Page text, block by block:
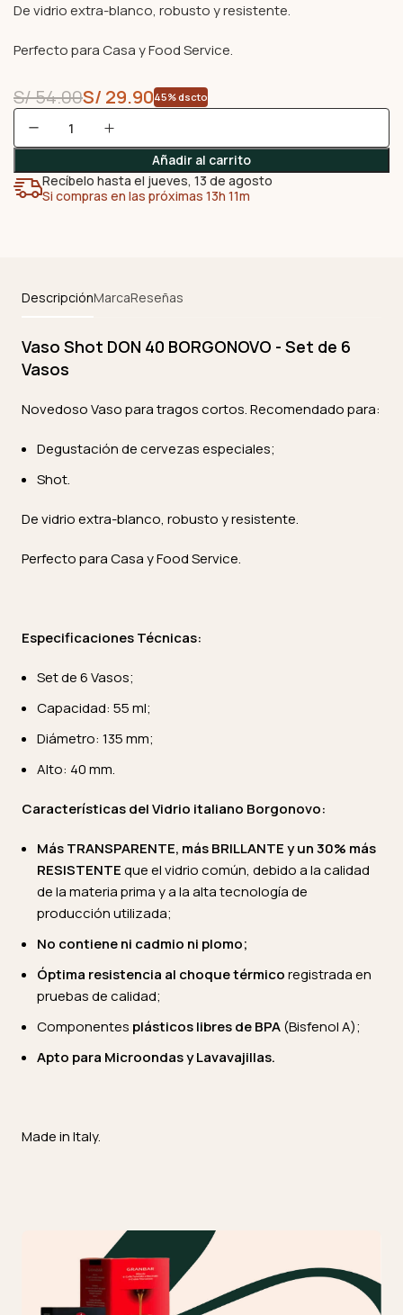
De vidrio extra-blanco, robusto y resistente.
Perfecto para Casa y Food Service.
S/54.00S/ 29.9045% dscto
Añadir al carrito
Recíbelo hasta el jueves, 13 de agosto
Si compras en las próximas 13h 11m
DescripciónMarcaReseñas
Vaso Shot DON 40 BORGONOVO - Set de 6
Vasos
Novedoso Vaso para tragos cortos. Recomendado para:
Degustación de cervezas especiales;
Shot.
De vidrio extra-blanco, robusto y resistente.
Perfecto para Casa y Food Service.
Especificaciones Técnicas:
Set de 6 Vasos;
Capacidad: 55 ml;
Diámetro: 135 mm;
Alto: 40 mm.
Características del Vidrio italiano Borgonovo:
Más TRANSPARENTE, más BRILLANTE y un 30% más
RESISTENTEque el vidrio común, debido a la calidad
de la materia prima y a la alta tecnología de
producción utilizada;
No contiene ni cadmio ni plomo;
Óptima resistencia al choque térmicoregistrada en
pruebas de calidad;
Componentes plásticoslibres de BPA(Bisfenol A);
Apto para Microondas y Lavavajillas.
Made in Italy.